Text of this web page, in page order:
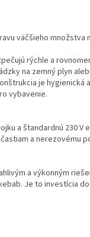
väčšieho množstva
rýchle a
na zemný plyn
je hygienická
vybavenie.
a štandardnú 230
a nerezovému
a výkonným
Je to investícia